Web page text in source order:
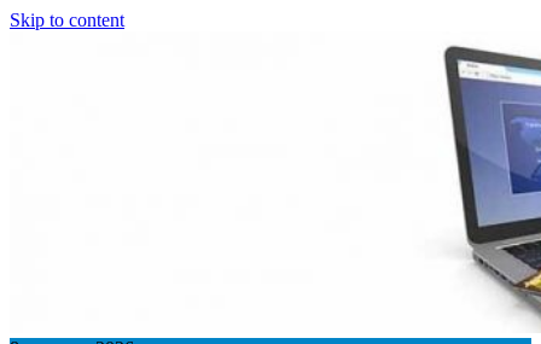
Skip to content